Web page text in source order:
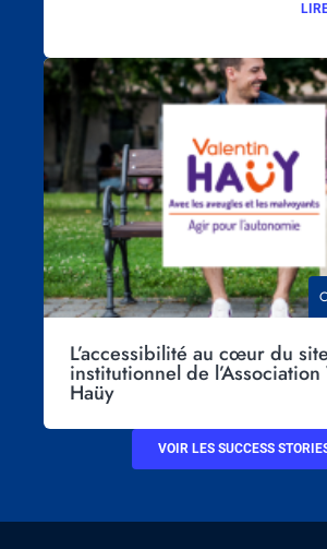
Visuel
principal
L’accessibilité au cœur du site
institutionnel de l’Association
Haüy
VOIR LES SUCCESS